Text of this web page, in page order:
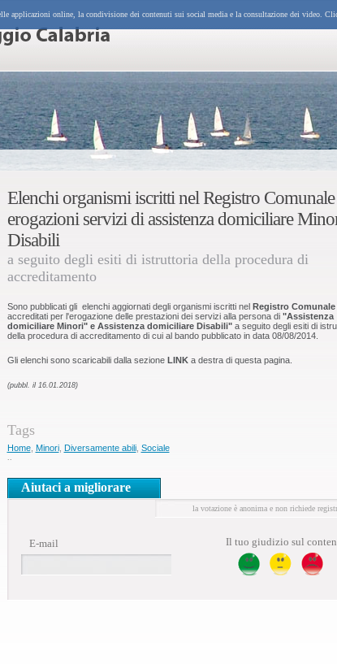
applicazioni online, la condivisione dei contenuti sui social media e la consultazione dei video.
Elenchi organismi iscritti nel Registro
erogazioni servizi di assistenza domiciliare
Disabili
a seguito degli esiti di istruttoria della procedura di
accreditamento
Sono pubblicati gli elenchi aggiornati degli organismi iscritti nel Registro Comunale
accreditati per l'erogazione delle prestazioni dei servizi alla persona di "Assistenza
domiciliare Minori" e Assistenza domiciliare Disabili" a seguito degli esiti di
della procedura di accreditamento di cui al bando pubblicato in data 08/08/2014.
Gli elenchi sono scaricabili dalla sezione LINK a destra di questa pagina.
(pubbl. il 16.01.2018)
Tags
Home, Minori, Diversamente abili, Sociale
Aiutaci a migliorare
la votazione è anonima e non richiede
E-mail Il tuo giudizio sul